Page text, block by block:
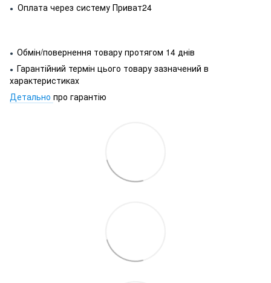
● Оплата через систему Приват24
● Обмін/повернення товару протягом 14 днів
● Гарантійний термін цього товару зазначений в
характеристиках
Детально про гарантію